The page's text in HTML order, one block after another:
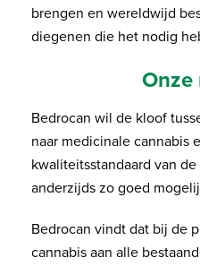
brengen en wereldwijd
diegenen die het nodig
Onze
Bedrocan wil de kloof
naar medicinale cannabis
kwaliteitsstandaard van
anderzijds zo goed
Bedrocan vindt dat bij de
cannabis aan alle